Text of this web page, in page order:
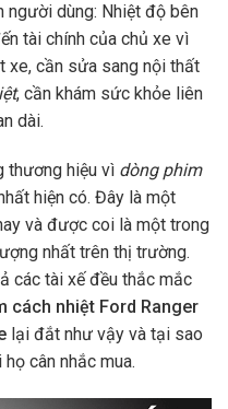
người dùng: Nhiệt độ bên
tài chính của chủ xe vì
xe, cần sửa sang nội thất
, cần khám sức khỏe liên
dài.
thương hiệu vì dòng phim
hiện có. Đây là một
và được coi là một trong
nhất trên thị trường.
các tài xế đều thắc mắc
cách nhiệt Ford Ranger
lại đắt như vậy và tại sao
cân nhắc mua.